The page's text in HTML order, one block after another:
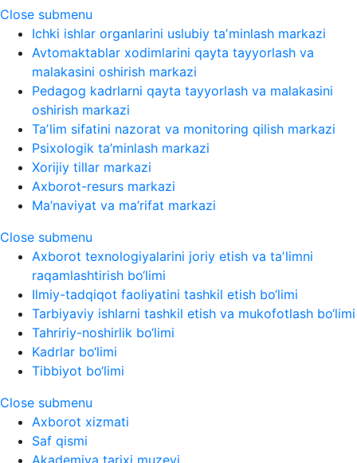
Close submenu
Ichki ishlar organlarini uslubiy taʼminlash markazi
Avtomaktablar xodimlarini qayta tayyorlash va
malakasini oshirish markazi
Pedagog kadrlarni qayta tayyorlash va malakasini
oshirish markazi
Taʼlim sifatini nazorat va monitoring qilish markazi
Psixologik ta’minlash markazi
Xorijiy tillar markazi
Axborot-resurs markazi
Ma’naviyat va ma’rifat markazi
Close submenu
Axborot texnologiyalarini joriy etish va taʼlimni
raqamlashtirish bo‘limi
Ilmiy-tadqiqot faoliyatini tashkil etish bo‘limi
Tarbiyaviy ishlarni tashkil etish va mukofotlash bo‘limi
Tahririy-noshirlik bo‘limi
Kadrlar bo‘limi
Tibbiyot bo‘limi
Close submenu
Axborot xizmati
Saf qismi
Akademiya tarixi muzeyi